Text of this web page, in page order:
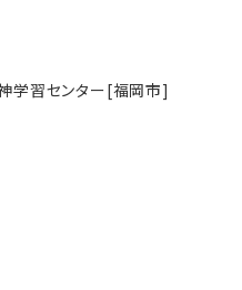
学習センター[福岡市]